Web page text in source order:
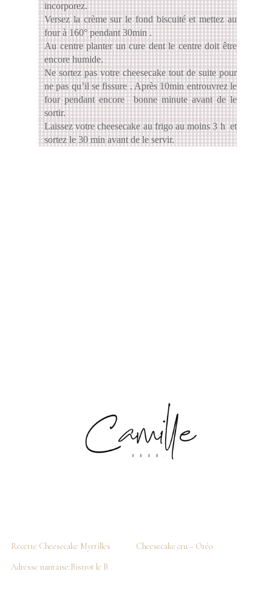
incorporez.
Versez la crème sur le fond biscuité et mettez au
four à 160° pendant 30min .
Au centre planter un cure dent le centre doit être
encore humide.
Ne sortez pas votre cheesecake tout de suite pour
ne pas qu’il se fissure . Après 10min entrouvrez le
four pendant encore bonne minute avant de le
sortir.
Laissez votre cheesecake au frigo au moins 3 h et
sortez le 30 min avant de le servir.
Recette Cheesecake Myrtilles
Cheesecake cru – Oréo
Adresse nantaise:Bistrot le B